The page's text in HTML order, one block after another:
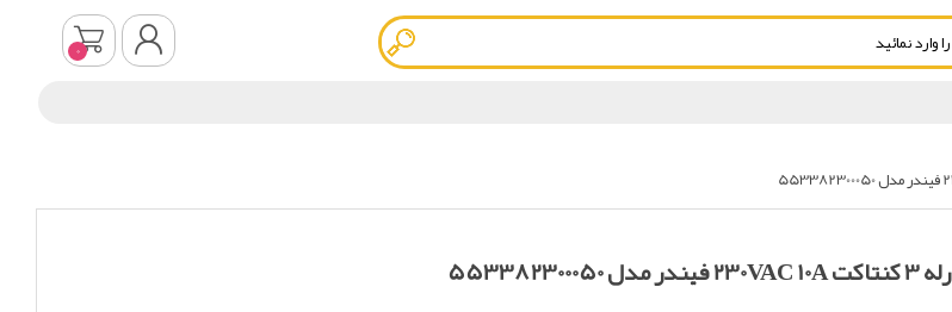
0
رله 3 کنتاکت 230VAC 10A فیندر مدل 553382300050